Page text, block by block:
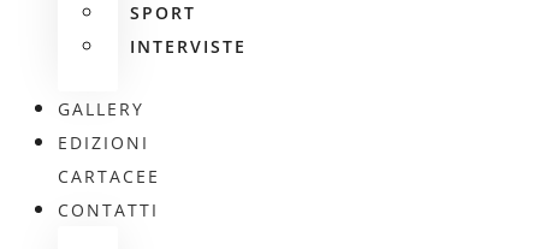
SPORT
INTERVISTE
GALLERY
EDIZIONI
CARTACEE
CONTATTI